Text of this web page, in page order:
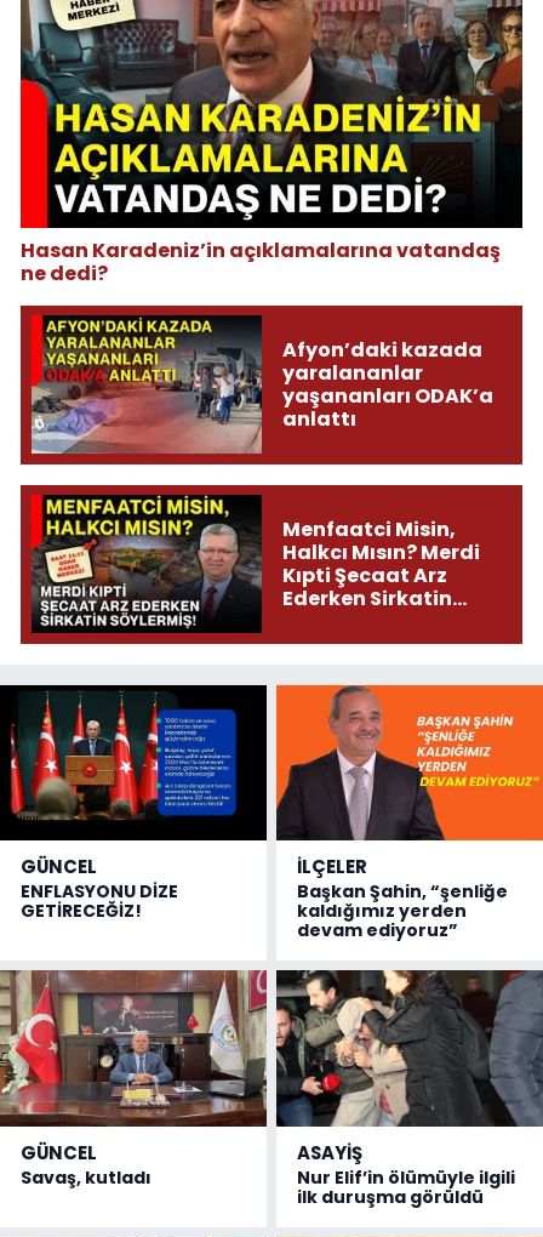
Hasan Karadeniz’in açıklamalarına vatandaş
ne dedi?
Afyon’daki kazada
yaralananlar
yaşananları ODAK’a
anlattı
Menfaatci Misin,
Halkcı Mısın? Merdi
Kıpti Şecaat Arz
Ederken Sirkatin
GÜNCEL
ENFLASYONU DİZE
GETİRECEĞİZ!
İLÇELER
Başkan Şahin, “şenliğe
kaldığımız yerden
devam ediyoruz”
GÜNCEL
Savaş, kutladı
ASAYİŞ
Nur Elif’in ölümüyle ilgili
ilk duruşma görüldü